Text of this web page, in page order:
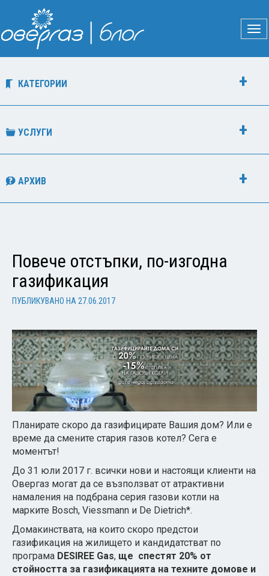
КАТЕГОРИИ
УСЛУГИ
АРХИВ
Повече отстъпки, по-изгодна
газификация
ПУБЛИКУВАНО НА 27.06.2017
Планирате скоро да газифицирате Вашия дом? Или е
време да смените стария газов котел? Сега е
моментът!
До 31 юли 2017 г. всички нови и настоящи клиенти на
Овергаз могат да се възползват от атрактивни
намаления на подбрана серия газови котли на
марките Bosch, Viessmann и De Dietrich*.
Домакинствата, на които скоро предстои
газификация на жилището и кандидатстват по
програма DESIREE Gas, ще спестят 20% от
стойността за газификацията на техните домове и